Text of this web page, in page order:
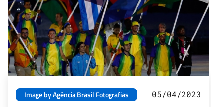
Image by Agência Brasil Fotografias 05/04/2023